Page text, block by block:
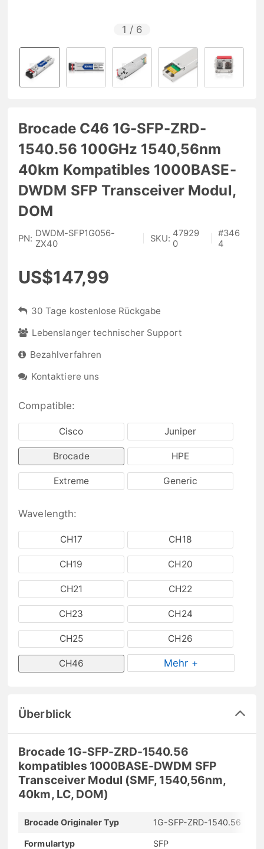
1 / 6
Brocade C46 1G-SFP-ZRD-
1540.56 100GHz 1540,56nm
40km Kompatibles 1000BASE-
DWDM SFP Transceiver Modul,
DOM
PN: DWDM-SFP1G056-
ZX40
SKU: 47929
0
#346
4
US$147,99
30 Tage kostenlose Rückgabe
Lebenslanger technischer Support
Bezahlverfahren
Kontaktiere uns
Compatible:
Cisco Juniper
Brocade HPE
Extreme Generic
Wavelength:
CH17 CH18
CH19 CH20
CH21 CH22
CH23 CH24
CH25 CH26
CH46 Mehr +
Überblick
Brocade 1G-SFP-ZRD-1540.56
kompatibles 1000BASE-DWDM SFP
Transceiver Modul (SMF, 1540,56nm,
40km, LC, DOM)
Brocade Originaler Typ 1G-SFP-ZRD-1540.56
Formulartyp SFP